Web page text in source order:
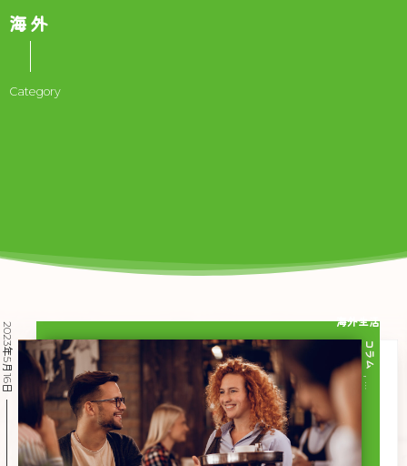
海外
Category
コラム
, …
2023年5月16日 海外生活